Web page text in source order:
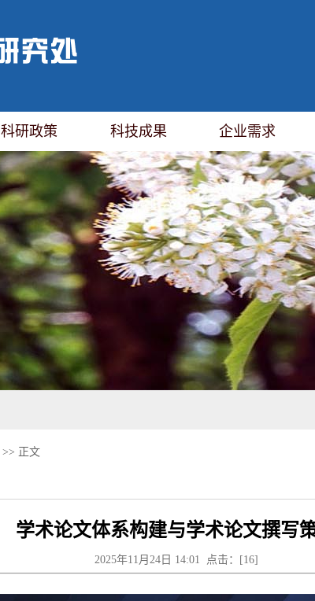
科研政策 科技成果 企业需求
>> 正文
学术论文体系构建与学术论文撰写
2025年11月24日 14:01 点击：[16]